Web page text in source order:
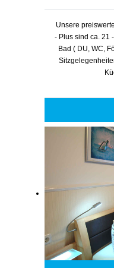
Unsere
- Plus sind ca. 21
Bad ( DU, WC,